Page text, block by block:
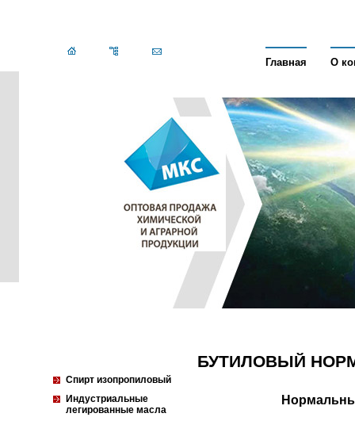
Главная О
Спирт изопропиловый
Индустриальные
легированные масла
БУТИЛОВЫЙ